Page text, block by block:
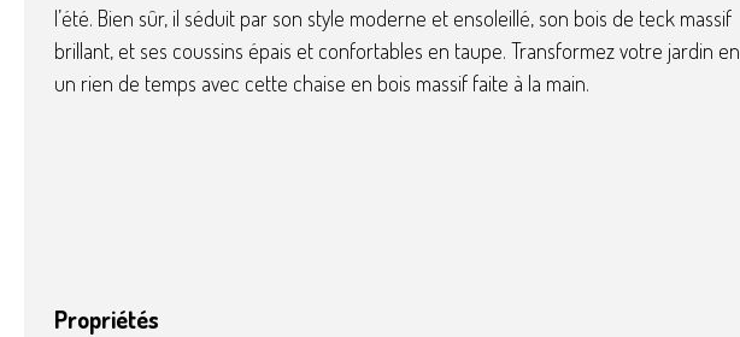
l’été. Bien sûr, il séduit par son style moderne et ensoleillé, son bois de teck massif
brillant, et ses coussins épais et confortables en taupe. Transformez votre jardin en
un rien de temps avec cette chaise en bois massif faite à la main.
Propriétés